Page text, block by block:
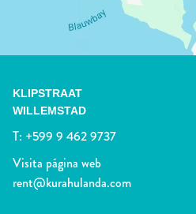
KLIPSTRAAT
WILLEMSTAD
T: +599 9 462 9737
Visita página web
rent@kurahulanda.com